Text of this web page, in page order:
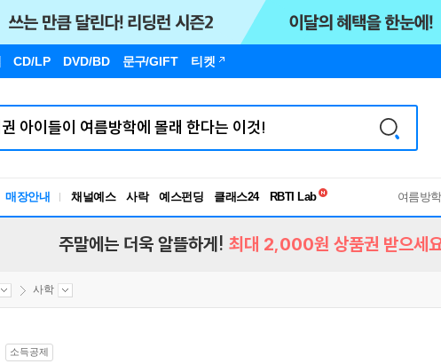
CD/LP DVD/BD 문구/GIFT 티켓
매장안내 채널예스 사락 예스펀딩 클래스24
RBTI Lab
독서유형검사
여름방
주말에는 더욱 알뜰하게! 최대 2,000원 상품권 받으세
사학
소득공제